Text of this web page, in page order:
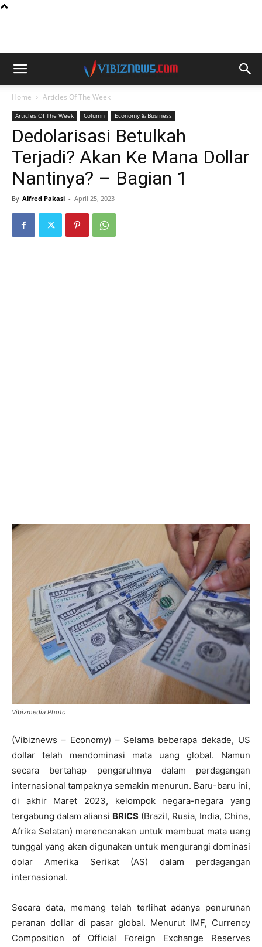
Home Articles Of The Week
Articles Of The Week Column Economy & Business
Dedolarisasi Betulkah
Terjadi? Akan Ke Mana Dollar
Nantinya? – Bagian 1
By Alfred Pakasi - April 25, 2023
Vibizmedia Photo
(Vibiznews – Economy) – Selama beberapa dekade, US
dollar telah mendominasi mata uang global. Namun
secara bertahap pengaruhnya dalam perdagangan
internasional tampaknya semakin menurun. Baru-baru ini,
di akhir Maret 2023, kelompok negara-negara yang
tergabung dalam aliansi BRICS (Brazil, Rusia, India, China,
Afrika Selatan) merencanakan untuk membuat mata uang
tunggal yang akan digunakan untuk mengurangi dominasi
dolar Amerika Serikat (AS) dalam perdagangan
internasional.
Secara data, memang telah terlihat adanya penurunan
peranan dollar di pasar global. Menurut IMF, Currency
Composition of Official Foreign Exchange Reserves